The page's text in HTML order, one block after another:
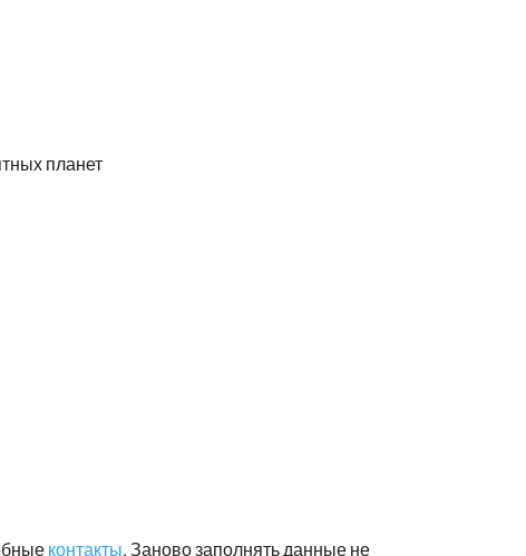
планет
контакты. Заново заполнять данные не